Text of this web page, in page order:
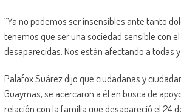
“Ya no podemos ser insensibles ante tanto
tenemos que ser una sociedad sensible con
desaparecidas. Nos están afectando a todas
Palafox Suárez dijo que ciudadanas y
Guaymas, se acercaron a él en busca de
relación con la familia que desapareció el 24